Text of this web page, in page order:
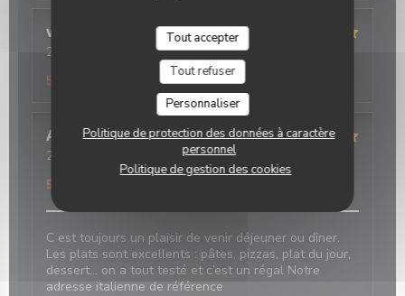
Tout accepter
Tout refuser
Personnaliser
Politique de protection des données à caractère
personnel
Politique de gestion des cookies
virginie
2026-08-02
- 12:30 - Couverts 5
Ambiance:5/5 Cuisine :
5
Angelica P
2026-07-31
- 12:30 - Couverts 3
Ambiance:5/5 Cuisine:5/5 Qualité / Prix
5
C est toujours un plaisir de venir déjeuner ou dîner.
Les plats sont excellents : pâtes, pizzas, plat du jour,
dessert… on a tout testé et c’est un régal Notre
adresse italienne de référence